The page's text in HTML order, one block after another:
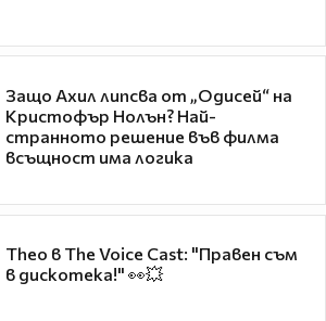
Защо Ахил липсва от „Одисей“ на
Кристофър Нолън? Най-
странното решение във филма
всъщност има логика
Theo в The Voice Cast: "Правен съм
в дискотека!" 👀💥